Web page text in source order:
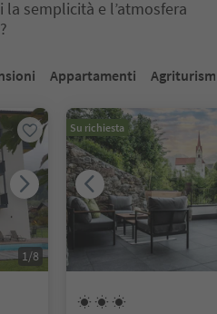
semplicità e l’atmosfera
Appartamenti
1 /8
Su richiesta